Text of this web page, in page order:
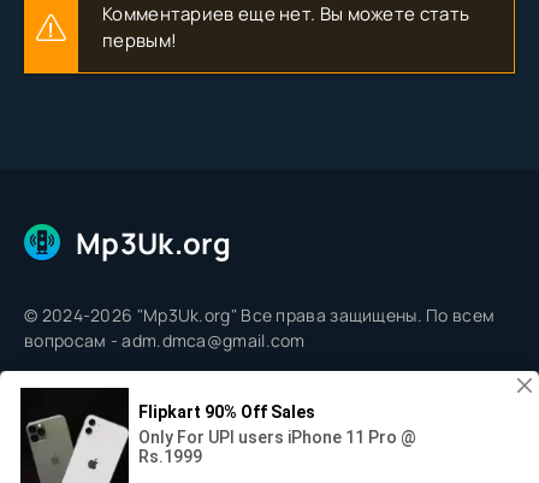
Комментариев еще нет. Вы можете стать
первым!
Mp3Uk.org
© 2024-2026 "Mp3Uk.org" Все права защищены. По всем
вопросам - adm.dmca@gmail.com